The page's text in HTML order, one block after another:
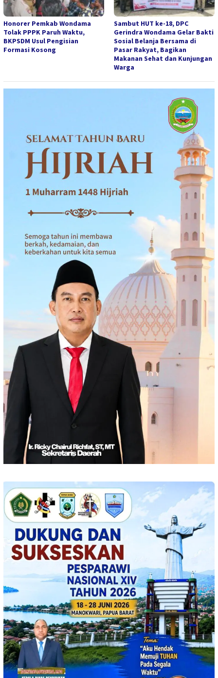
Honorer Pemkab Wondama
Tolak PPPK Paruh Waktu,
BKPSDM Usul Pengisian
Formasi Kosong
Sambut HUT ke-18, DPC
Gerindra Wondama Gelar Bakti
Sosial Belanja Bersama di
Pasar Rakyat, Bagikan
Makanan Sehat dan Kunjungan
Warga